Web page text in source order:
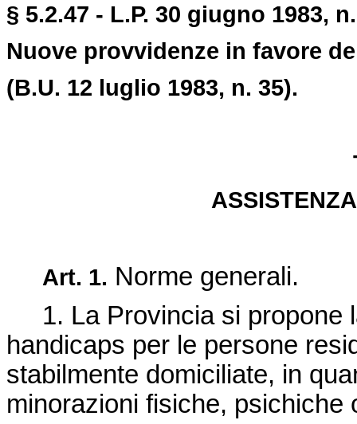
§ 5.2.47 - L.P. 30 giugno 1983,
Nuove provvidenze in favore
(B.U. 12 luglio 1983, n. 35).
Art. 1. Norme generali.
1. La Provincia si propone
handicaps per le persone
stabilmente domiciliate, in
minorazioni fisiche,